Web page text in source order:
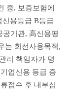
중, 보증보험에
용등급 B등급
기관, 高신용평
는 회선사용목적,
리 책임자가 명
업신용 등급 증
접수 후 내부심